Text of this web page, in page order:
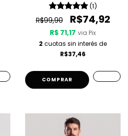
Listrada (1)
R$99,90 R$74,92
R$ 71,17 via Pix
2 cuotas sin interés de
R$37,46
COMPRAR